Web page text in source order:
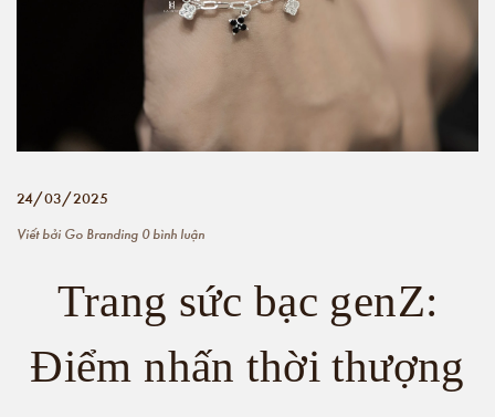
24/03/2025
Viết bởi Go Branding 0 bình luận
Trang sức bạc genZ:
Điểm nhấn thời thượng